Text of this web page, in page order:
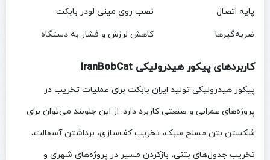
پایه اتصال
نصب روی مینی لودر بابکت
ضربه‌گیرها
کاهش لرزش و فشار به دستگاه
کاربردهای پیکور هیدرولیکی IranBobCat
پیکور هیدرولیکی تولید ایران بابکت برای عملیات تخریب در
پروژه‌های عمرانی و صنعتی کاربرد دارد. از این جلوبند می‌توان برای
شکستن بتن مسلح سبک، تخریب کف‌سازی، برداشتن آسفالت،
تخریب جدول‌های بتنی، بازکردن مسیر در پروژه‌های شهری و